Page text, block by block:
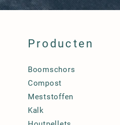
Producten
Boomschors
Compost
Meststoffen
Kalk